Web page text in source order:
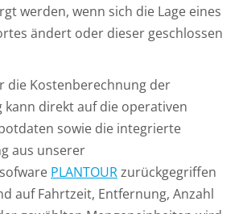
werden, wenn sich die Lage eines
ändert oder dieser geschlossen
die Kostenberechnung der
direkt auf die operativen
sowie die integrierte
aus unserer
PLANTOURzurückgegriffen
auf Fahrtzeit, Entfernung, Anzahl